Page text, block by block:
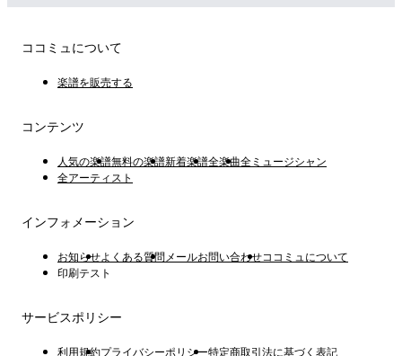
ココミュについて
楽譜を販売する
コンテンツ
人気の楽譜無料の楽譜新着楽譜全楽曲全ミュージシャン
全アーティスト
インフォメーション
お知らせよくある質問 メールお問い合わせココミュについて
印刷テスト
サービスポリシー
利用規約プライバシーポリシー特定商取引法に基づく表記